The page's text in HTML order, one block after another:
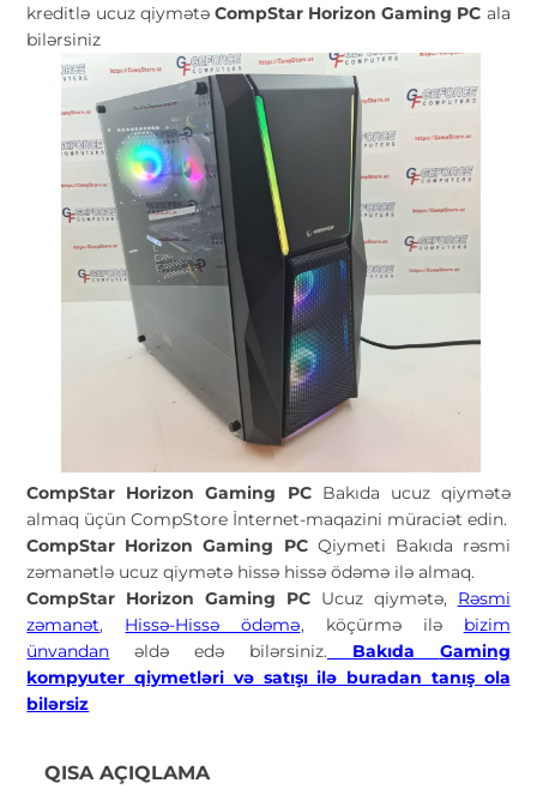
kreditlə ucuz qiymətə CompStar Horizon Gaming PC ala
bilərsiniz
CompStar Horizon Gaming PCBakıda ucuz qiymətə
almaq üçün CompStore İnternet-maqazini müraciət edin.
CompStar Horizon Gaming PC Qiymeti Bakıda rəsmi
zəmanətlə ucuz qiymətə hissə hissə ödəmə ilə almaq.
CompStar Horizon Gaming PC Ucuz qiymətə, Rəsmi
zəmanət, Hissə-Hissə ödəmə, köçürmə ilə bizim
ünvandan əldə edə bilərsiniz. Bakıda Gaming
kompyuter qiymetləri və satışı ilə buradan tanış ola
bilərsiz
QISA AÇIQLAMA